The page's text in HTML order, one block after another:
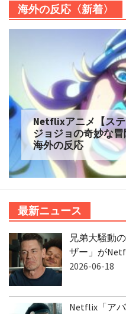
海外の反応〈新着〉
Netflixアニメ【ス
ジョジョの奇妙な
海外の反応
最新ニュース
兄弟大騒動
ザー」が
2026-06-18
Netflix「ア